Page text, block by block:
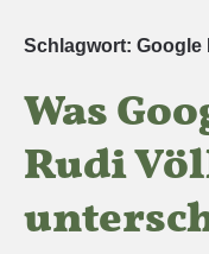
Schlagwort: Google
Was
Rudi